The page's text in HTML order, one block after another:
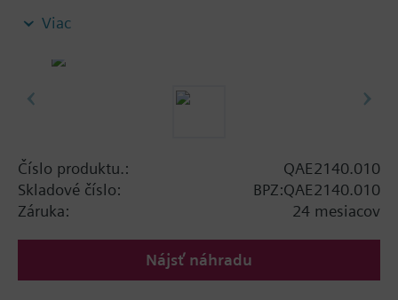
as standard and the nominal pressure depends on
pressure is 16 bar (PN16).
Viac
Číslo produktu.:
QAE2140.010
Skladové číslo:
BPZ:QAE2140.010
Záruka:
24 mesiacov
Nájsť náhradu